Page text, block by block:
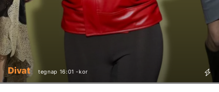
Divat tegnap 16:01 -kor